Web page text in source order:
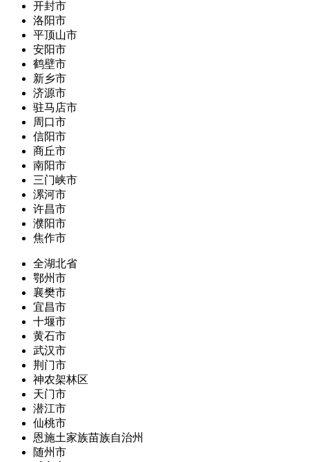
开封市
洛阳市
平顶山市
安阳市
鹤壁市
新乡市
济源市
驻马店市
周口市
信阳市
商丘市
南阳市
三门峡市
漯河市
许昌市
濮阳市
焦作市
全湖北省
鄂州市
襄樊市
宜昌市
十堰市
黄石市
武汉市
荆门市
神农架林区
天门市
潜江市
仙桃市
恩施土家族苗族自治州
随州市